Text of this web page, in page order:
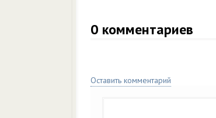
0 комментариев
Оставить комментарий